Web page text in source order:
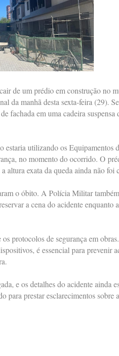
de um prédio em construção no
da manhã desta sexta-feira (29).
fachada em uma cadeira suspensa
utilizando os Equipamentos
no momento do ocorrido. O
altura exata da queda ainda não foi
o óbito. A Polícia Militar
a cena do acidente enquanto
protocolos de segurança em
é essencial para prevenir
e os detalhes do acidente ainda
para prestar esclarecimentos sobre